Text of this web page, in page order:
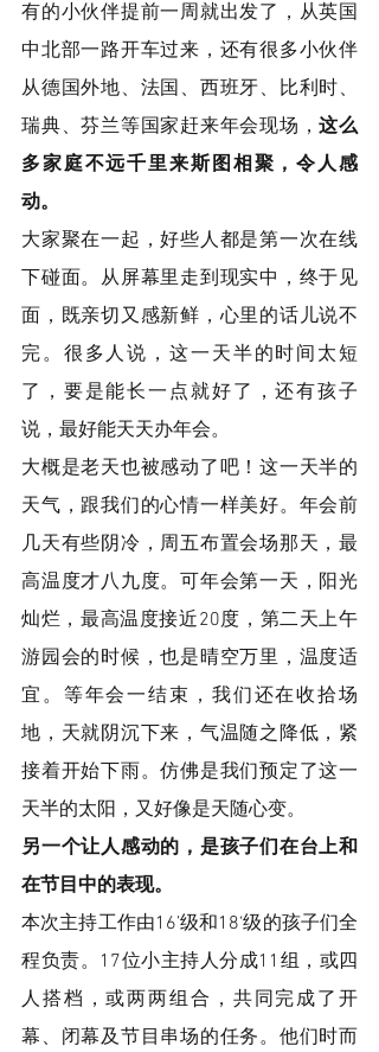
有的小伙伴提前一周就出发了，从英国
中北部一路开车过来，还有很多小伙伴
从德国外地、法国、西班牙、比利时、
瑞典、芬兰等国家赶来年会现场，这么
多家庭不远千里来斯图相聚，令人感
动。
大家聚在一起，好些人都是第一次在线
下碰面。从屏幕里走到现实中，终于见
面，既亲切又感新鲜，心里的话儿说不
完。很多人说，这一天半的时间太短
了，要是能长一点就好了，还有孩子
说，最好能天天办年会。
大概是老天也被感动了吧！这一天半的
天气，跟我们的心情一样美好。年会前
几天有些阴冷，周五布置会场那天，最
高温度才八九度。可年会第一天，阳光
灿烂，最高温度接近20度，第二天上午
游园会的时候，也是晴空万里，温度适
宜。等年会一结束，我们还在收拾场
地，天就阴沉下来，气温随之降低，紧
接着开始下雨。仿佛是我们预定了这一
天半的太阳，又好像是天随心变。
另一个让人感动的，是孩子们在台上和
在节目中的表现。
本次主持工作由16’级和18‘级的孩子们全
程负责。17位小主持人分成11组，或四
人搭档，或两两组合，共同完成了开
幕、闭幕及节目串场的任务。他们时而